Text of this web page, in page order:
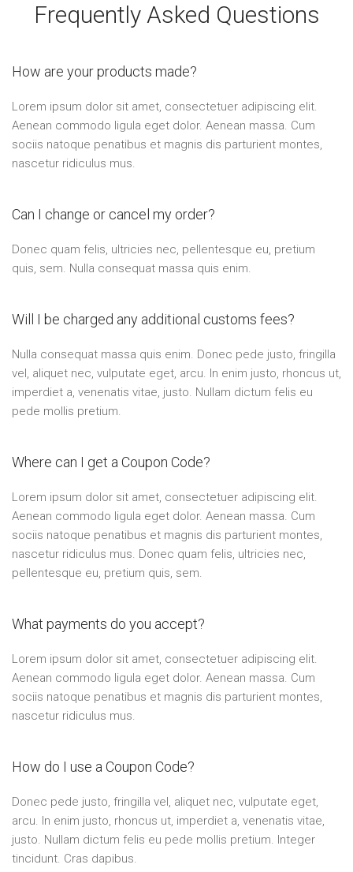
Frequently Asked Questions
How are your products made?
Lorem ipsum dolor sit amet, consectetuer adipiscing elit.
Aenean commodo ligula eget dolor. Aenean massa. Cum
sociis natoque penatibus et magnis dis parturient montes,
nascetur ridiculus mus.
Can I change or cancel my order?
Donec quam felis, ultricies nec, pellentesque eu, pretium
quis, sem. Nulla consequat massa quis enim.
Will I be charged any additional customs fees?
Nulla consequat massa quis enim. Donec pede justo, fringilla
vel, aliquet nec, vulputate eget, arcu. In enim justo, rhoncus ut,
imperdiet a, venenatis vitae, justo. Nullam dictum felis eu
pede mollis pretium.
Where can I get a Coupon Code?
Lorem ipsum dolor sit amet, consectetuer adipiscing elit.
Aenean commodo ligula eget dolor. Aenean massa. Cum
sociis natoque penatibus et magnis dis parturient montes,
nascetur ridiculus mus. Donec quam felis, ultricies nec,
pellentesque eu, pretium quis, sem.
What payments do you accept?
Lorem ipsum dolor sit amet, consectetuer adipiscing elit.
Aenean commodo ligula eget dolor. Aenean massa. Cum
sociis natoque penatibus et magnis dis parturient montes,
nascetur ridiculus mus.
How do I use a Coupon Code?
Donec pede justo, fringilla vel, aliquet nec, vulputate eget,
arcu. In enim justo, rhoncus ut, imperdiet a, venenatis vitae,
justo. Nullam dictum felis eu pede mollis pretium. Integer
tincidunt. Cras dapibus.